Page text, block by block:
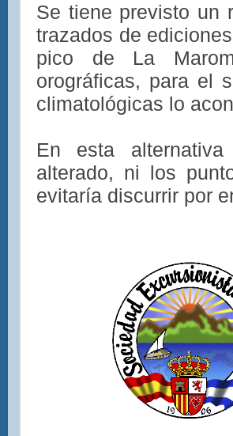
Se tiene previsto un
trazados de
pico de La
orográficas, para el
climatológicas lo
En esta
alterado, ni los
evitaría discurrir por